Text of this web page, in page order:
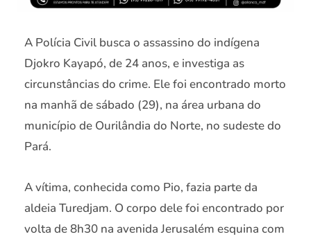
A Polícia Civil busca o assassino do indígena
Djokro Kayapó, de 24 anos, e investiga as
circunstâncias do crime. Ele foi encontrado morto
na manhã de sábado (29), na área urbana do
município de Ourilândia do Norte, no sudeste do
Pará.
A vítima, conhecida como Pio, fazia parte da
aldeia Turedjam. O corpo dele foi encontrado por
volta de 8h30 na avenida Jerusalém esquina com